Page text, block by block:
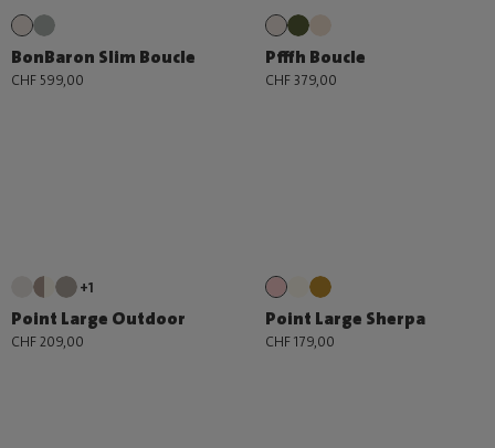
BonBaron Slim Boucle
CHF 599,00
Pfffh Boucle
CHF 379,00
+1
Point Large Outdoor
CHF 209,00
Point Large Sherpa
CHF 179,00